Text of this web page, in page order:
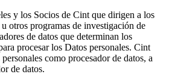
y los Socios de Cint que dirigen a los
otros programas de investigación de
de datos que determinan los
procesar los Datos personales. Cint
como procesador de datos, a
de datos.